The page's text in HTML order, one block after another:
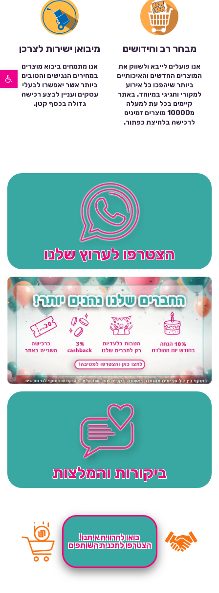
פתח סרגל נגישות
מבחר רב וחידושים
אנו פועלים לייבא ולשווק את
המוצרים החדשים והאיכותיים
ביותר שיהפכו כל אירוע
למקורי וחגיגי במיוחד. באתר
קיימים בכל עת למעלה
מ10000 מוצרים זמינים
לרכישה בלחיצת כפתור.
מיבואן ישירות לצרכן
אנו מתמחים ביבוא מוצרים
במחירים הנגישים והטובים
ביותר אשר יאפשרו לבעלי
עסקים ועניין לבצע רכישה
גדולה בכסף קטן.
הצטרפו לערוץ שלנו
ביקורות והמלצות
בואו להרוויח איתנו!
הצטרפו לתכנית השותפים